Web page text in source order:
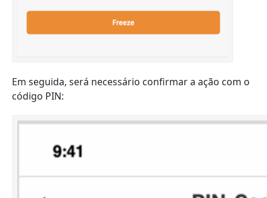
Em seguida, será necessário confirmar a ação com o
código PIN: